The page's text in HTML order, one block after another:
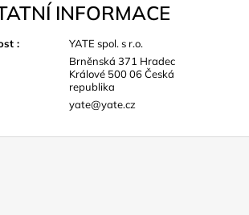
INFORMACE
: YATE spol. s r.o.
Brněnská 371 Hradec
Králové 500 06 Česká
republika
yate@yate.cz